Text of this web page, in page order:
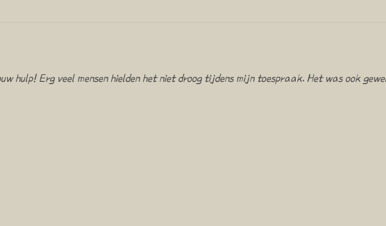
hulp! Erg veel mensen hielden het niet droog tijdens mijn toespraak. Het was ook